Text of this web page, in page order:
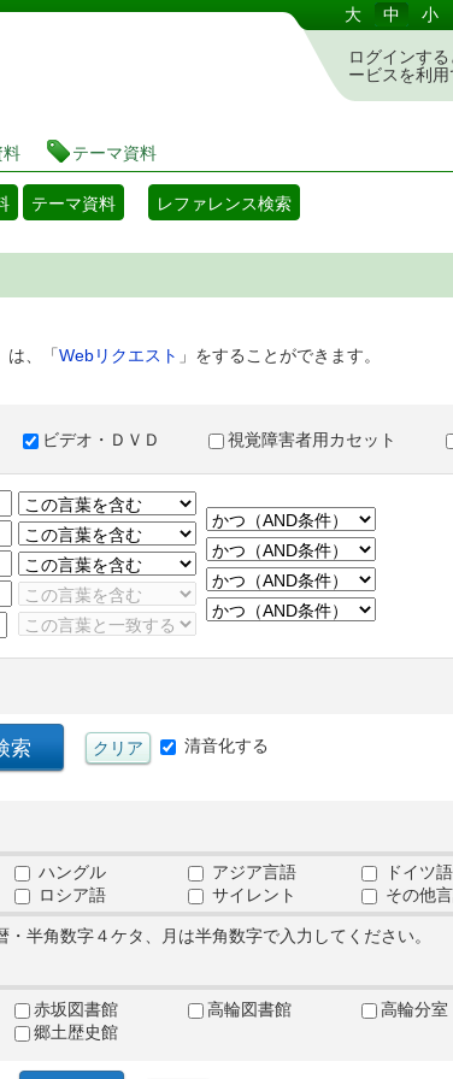
検索・予約システム 大 中 小
ログインす
ービスを利用
料 テーマ資料
テーマ資料 レファレンス検索
は、「Webリクエスト 」をすることができます。
ビデオ・ＤＶＤ 視覚障害者用カセット
清音化する
ハングル アジア言語 ドイツ語
ロシア語 サイレント
その他
半角数字４ケタ、月は半角数字で入力してください。
赤坂図書館 高輪図書館 高輪分室
郷土歴史館